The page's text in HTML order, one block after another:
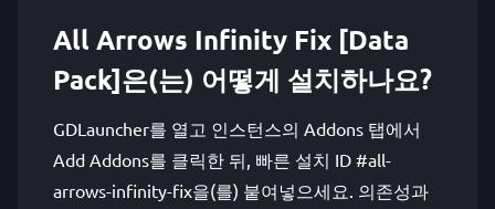
All Arrows Infinity Fix [Data
Pack]은(는) 어떻게 설치하나요?
GDLauncher를 열고 인스턴스의 Addons 탭에서
Add Addons를 클릭한 뒤, 빠른 설치 ID #all-
arrows-infinity-fix을(를) 붙여넣으세요. 의존성과